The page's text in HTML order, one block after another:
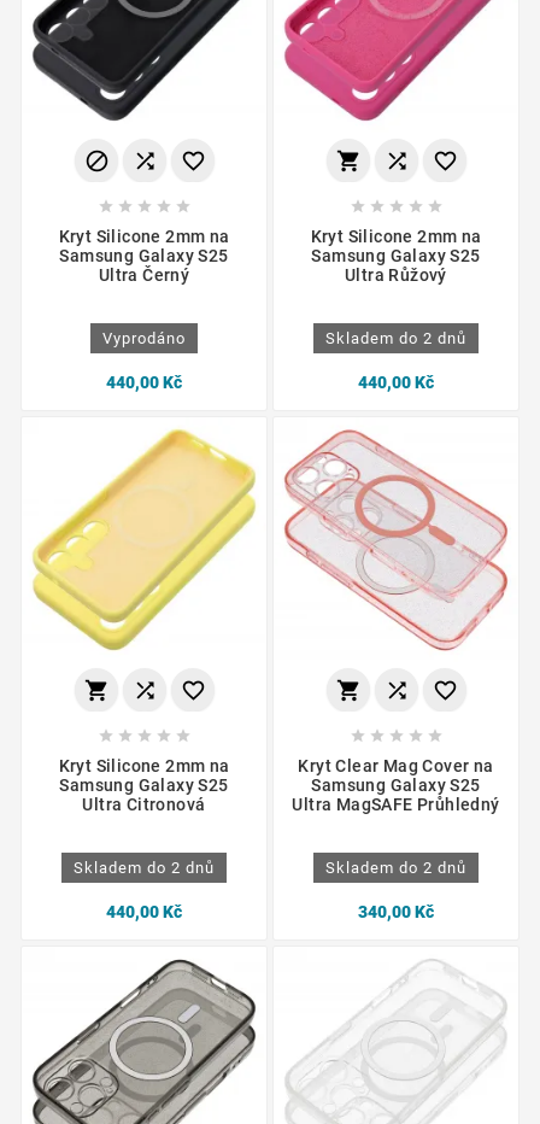
  
    
Kryt Silicone 2mm na
Samsung Galaxy S25
Ultra Černý
Vyprodáno
440,00 Kč
  
    
Kryt Silicone 2mm na
Samsung Galaxy S25
Ultra Růžový
Skladem do 2 dnů
440,00 Kč
  
    
Kryt Silicone 2mm na
Samsung Galaxy S25
Ultra Citronová
Skladem do 2 dnů
440,00 Kč
  
    
Kryt Clear Mag Cover na
Samsung Galaxy S25
Ultra MagSAFE Průhledný
Skladem do 2 dnů
340,00 Kč